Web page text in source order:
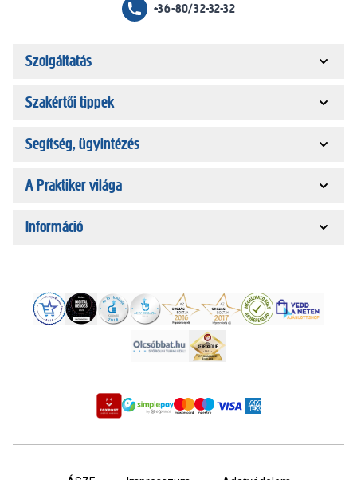
+36-80/32-32-32
Szolgáltatás
Szakértői tippek
Segítség, ügyintézés
A Praktiker világa
Információ